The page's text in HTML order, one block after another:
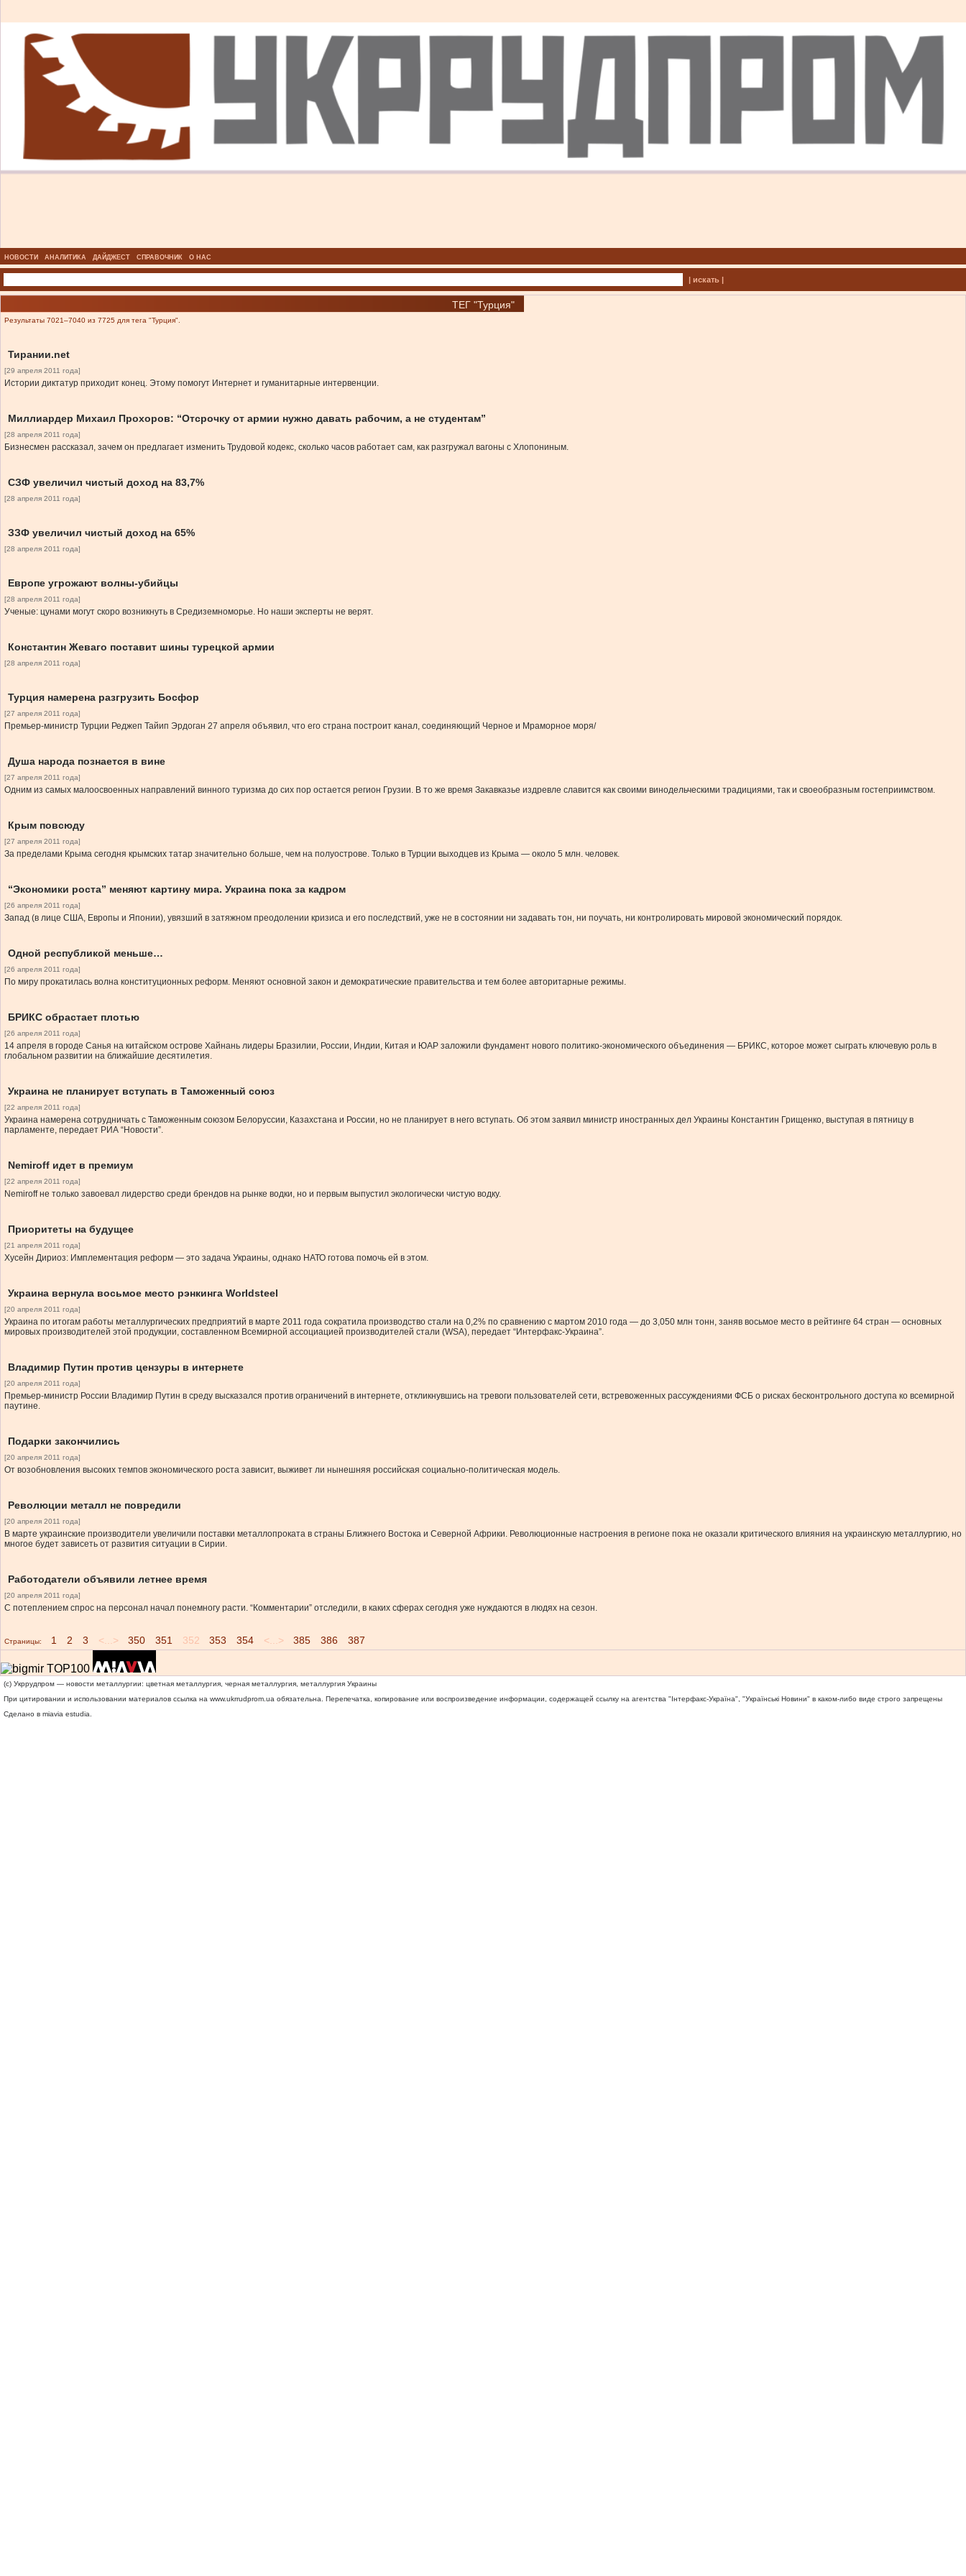
НОВОСТИ АНАЛИТИКА ДАЙДЖЕСТ СПРАВОЧНИК О НАС
| искать |
ТЕГ "Турция"
Результаты 7021–7040 из 7725 для тега "Турция".
Тирании.net
[29 апреля 2011 года]
Истории диктатур приходит конец. Этому помогут Интернет и гуманитарные интервенции.
Миллиардер Михаил Прохоров: “Отсрочку от армии нужно давать рабочим, а не студентам”
[28 апреля 2011 года]
Бизнесмен рассказал, зачем он предлагает изменить Трудовой кодекс, сколько часов работает сам, как разгружал вагоны с Хлопониным.
СЗФ увеличил чистый доход на 83,7%
[28 апреля 2011 года]
ЗЗФ увеличил чистый доход на 65%
[28 апреля 2011 года]
Европе угрожают волны-убийцы
[28 апреля 2011 года]
Ученые: цунами могут скоро возникнуть в Средиземноморье. Но наши эксперты не верят.
Константин Жеваго поставит шины турецкой армии
[28 апреля 2011 года]
Турция намерена разгрузить Босфор
[27 апреля 2011 года]
Премьер-министр Турции Реджеп Тайип Эрдоган 27 апреля объявил, что его страна построит канал, соединяющий Черное и Мраморное моря/
Душа народа познается в вине
[27 апреля 2011 года]
Одним из самых малоосвоенных направлений винного туризма до сих пор остается регион Грузии. В то же время Закавказье издревле славится как своими винодельческими традициями, так и своеобразным гостеприимством.
Крым повсюду
[27 апреля 2011 года]
За пределами Крыма сегодня крымских татар значительно больше, чем на полуострове. Только в Турции выходцев из Крыма — около 5 млн. человек.
“Экономики роста” меняют картину мира. Украина пока за кадром
[26 апреля 2011 года]
Запад (в лице США, Европы и Японии), увязший в затяжном преодолении кризиса и его последствий, уже не в состоянии ни задавать тон, ни поучать, ни контролировать мировой экономический порядок.
Одной республикой меньше…
[26 апреля 2011 года]
По миру прокатилась волна конституционных реформ. Меняют основной закон и демократические правительства и тем более авторитарные режимы.
БРИКС обрастает плотью
[26 апреля 2011 года]
14 апреля в городе Санья на китайском острове Хайнань лидеры Бразилии, России, Индии, Китая и ЮАР заложили фундамент нового политико-экономического объединения — БРИКС, которое может сыграть ключевую роль в
глобальном развитии на ближайшие десятилетия.
Украина не планирует вступать в Таможенный союз
[22 апреля 2011 года]
Украина намерена сотрудничать с Таможенным союзом Белоруссии, Казахстана и России, но не планирует в него вступать. Об этом заявил министр иностранных дел Украины Константин Грищенко, выступая в пятницу в
парламенте, передает РИА “Новости”.
Nemiroff идет в премиум
[22 апреля 2011 года]
Nemiroff не только завоевал лидерство среди брендов на рынке водки, но и первым выпустил экологически чистую водку.
Приоритеты на будущее
[21 апреля 2011 года]
Хусейн Дириоз: Имплементация реформ — это задача Украины, однако НАТО готова помочь ей в этом.
Украина вернула восьмое место рэнкинга Worldsteel
[20 апреля 2011 года]
Украина по итогам работы металлургических предприятий в марте 2011 года сократила производство стали на 0,2% по сравнению с мартом 2010 года — до 3,050 млн тонн, заняв восьмое место в рейтинге 64 стран — основных
мировых производителей этой продукции, составленном Всемирной ассоциацией производителей стали (WSA), передает “Интерфакс-Украина”.
Владимир Путин против цензуры в интернете
[20 апреля 2011 года]
Премьер-министр России Владимир Путин в среду высказался против ограничений в интернете, откликнувшись на тревоги пользователей сети, встревоженных рассуждениями ФСБ о рисках бесконтрольного доступа ко всемирной
паутине.
Подарки закончились
[20 апреля 2011 года]
От возобновления высоких темпов экономического роста зависит, выживет ли нынешняя российская социально-политическая модель.
Революции металл не повредили
[20 апреля 2011 года]
В марте украинские производители увеличили поставки металлопроката в страны Ближнего Востока и Северной Африки. Революционные настроения в регионе пока не оказали критического влияния на украинскую металлургию, но
многое будет зависеть от развития ситуации в Сирии.
Работодатели объявили летнее время
[20 апреля 2011 года]
С потеплением спрос на персонал начал понемногу расти. “Комментарии” отследили, в каких сферах сегодня уже нуждаются в людях на сезон.
Страницы: 1 2 3 <...> 350 351 352 353 354 <...> 385 386 387
(c) Укррудпром — новости металлургии: цветная металлургия, черная металлургия, металлургия Украины
При цитировании и использовании материалов ссылка на www.ukrrudprom.ua обязательна. Перепечатка, копирование или воспроизведение информации, содержащей ссылку на агентства "Iнтерфакс-Україна", "Українськi Новини" в каком-либо виде строго запрещены
Сделано в miavia estudia.